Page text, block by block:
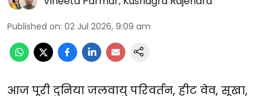
Published on: 02 Jul 2026, 9:09 am
आज पूरी दुनिया जलवायु परिवर्तन, हीट वेव, सूखा,